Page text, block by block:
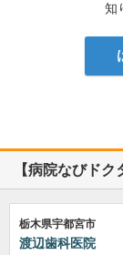
知
【病院なびド
栃木県宇都宮市
渡辺歯科医院